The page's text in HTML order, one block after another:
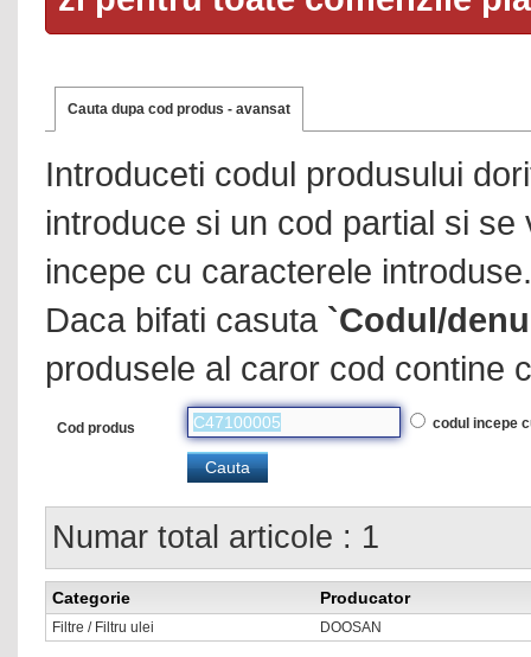
Cauta dupa cod produs - avansat
Introduceti codul produsului
introduce si un cod partial si
incepe cu caracterele introduse.
Daca bifati casuta `Codul/
produsele al caror cod contine
Cod produs codul incepe
Numar total articole : 1
Categorie Producator
Filtre / Filtru ulei DOOSAN